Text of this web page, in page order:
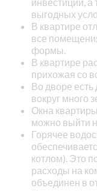
выгодных
В квартире
все
формы.
В квартире
прихожая со
Во дворе есть
вокруг много
Окна
можно выйти
Горячее
котлом). Это
расходы на
объединен в